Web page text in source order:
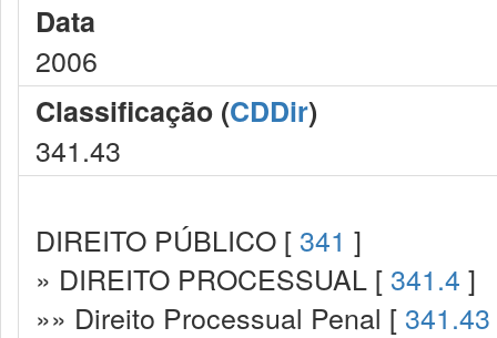
Data
2006
Classificação (CDDir)
341.43
DIREITO PÚBLICO [ 341 ]
» DIREITO PROCESSUAL [ 341.4 ]
»» Direito Processual Penal [ 341.43